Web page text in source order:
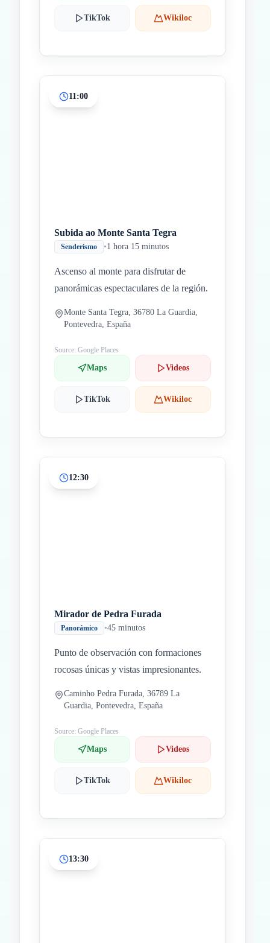
TikTok Wikiloc
11:00
Subida ao Monte Santa Tegra
Senderismo •1 hora 15 minutos
Ascenso al monte para disfrutar de
panorámicas espectaculares de la región.
Monte Santa Tegra, 36780 La Guardia,
Pontevedra, España
Source: Google Places
Maps Videos
TikTok Wikiloc
12:30
Mirador de Pedra Furada
Panorámico •45 minutos
Punto de observación con formaciones
rocosas únicas y vistas impresionantes.
Caminho Pedra Furada, 36789 La
Guardia, Pontevedra, España
Source: Google Places
Maps Videos
TikTok Wikiloc
13:30